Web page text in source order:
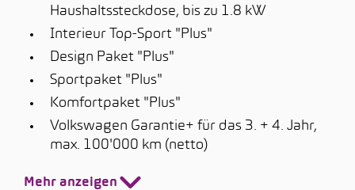
Haushaltssteckdose, bis zu 1.8 kW
Interieur Top-Sport "Plus"
Design Paket "Plus"
Sportpaket "Plus"
Komfortpaket "Plus"
Volkswagen Garantie+ für das 3. + 4. Jahr,
max. 100'000 km (netto)
Mehr anzeigen